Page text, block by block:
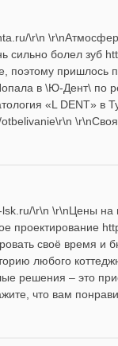
\r\n
сильно болел зуб
поэтому пришлось
в \Ю-Дент\ по
«L DENT» в
\r\n \r\nЦены на
проектирование
своё время
любого
решения – это
что вам